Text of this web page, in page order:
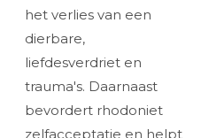
het verlies van een
dierbare,
liefdesverdriet en
trauma's. Daarnaast
bevordert rhodoniet
zelfacceptatie en helpt